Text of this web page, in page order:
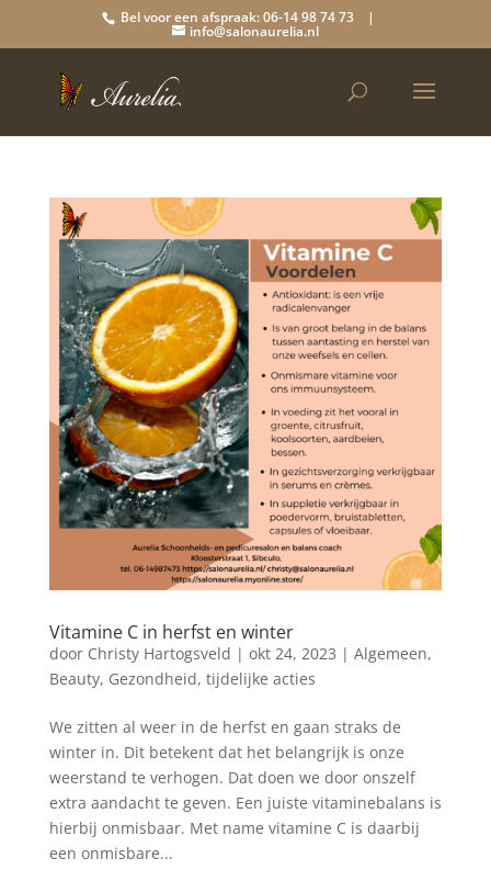
Bel voor een afspraak: 06-14 98 74 73 |
info@salonaurelia.nl
Vitamine C in herfst en winter
door Christy Hartogsveld | okt 24, 2023 | Algemeen,
Beauty, Gezondheid, tijdelijke acties
We zitten al weer in de herfst en gaan straks de
winter in. Dit betekent dat het belangrijk is onze
weerstand te verhogen. Dat doen we door onszelf
extra aandacht te geven. Een juiste vitaminebalans is
hierbij onmisbaar. Met name vitamine C is daarbij
een onmisbare...